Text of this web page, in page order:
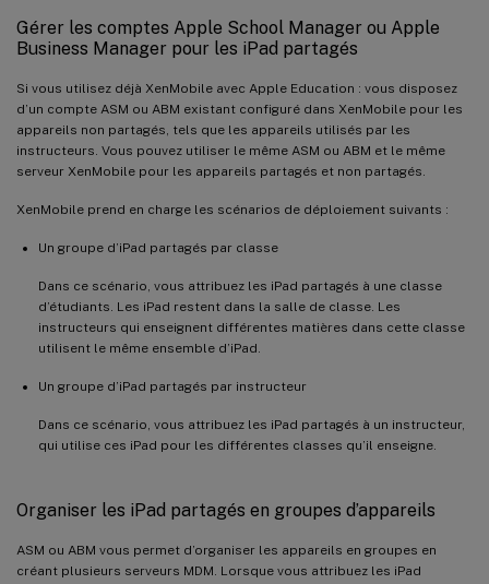
Gérer les comptes Apple School Manager ou Apple
Business Manager pour les iPad partagés
Si vous utilisez déjà XenMobile avec Apple Education : vous disposez
d’un compte ASM ou ABM existant configuré dans XenMobile pour les
appareils non partagés, tels que les appareils utilisés par les
instructeurs. Vous pouvez utiliser le même ASM ou ABM et le même
serveur XenMobile pour les appareils partagés et non partagés.
XenMobile prend en charge les scénarios de déploiement suivants :
Un groupe d’iPad partagés par classe
Dans ce scénario, vous attribuez les iPad partagés à une classe
d’étudiants. Les iPad restent dans la salle de classe. Les
instructeurs qui enseignent différentes matières dans cette classe
utilisent le même ensemble d’iPad.
Un groupe d’iPad partagés par instructeur
Dans ce scénario, vous attribuez les iPad partagés à un instructeur,
qui utilise ces iPad pour les différentes classes qu’il enseigne.
Organiser les iPad partagés en groupes d’appareils
ASM ou ABM vous permet d’organiser les appareils en groupes en
créant plusieurs serveurs MDM. Lorsque vous attribuez les iPad